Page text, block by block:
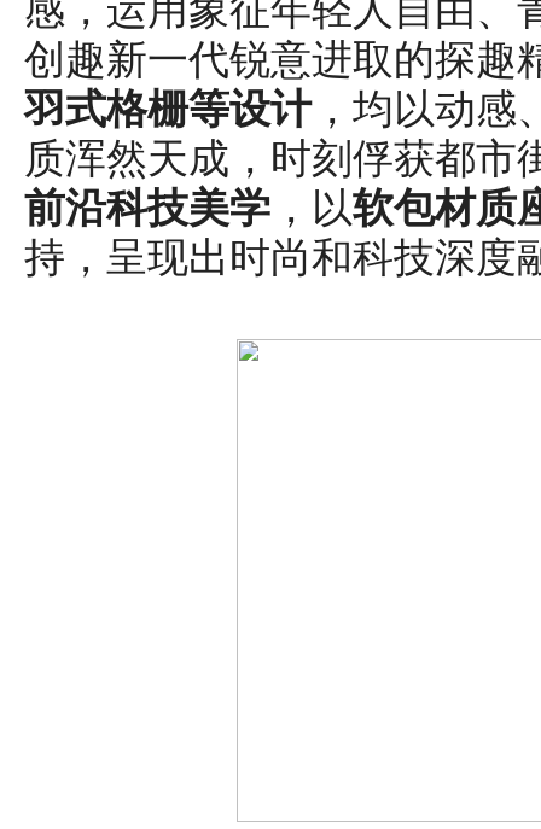
感，运用象征年轻人自由、
创趣新一代锐意进取的探趣
羽式格栅等设计，均以动感
质浑然天成，时刻俘获都市
前沿科技美学 ，以软包材质
持，呈现出时尚和科技深度